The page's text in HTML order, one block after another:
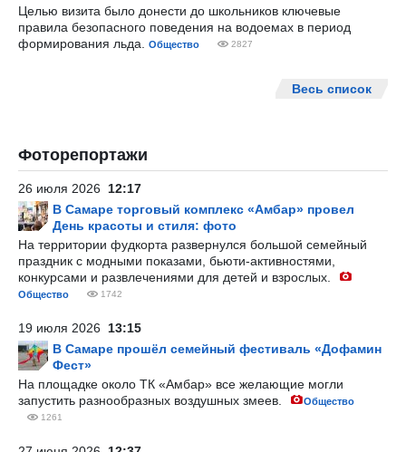
Целью визита было донести до школьников ключевые
правила безопасного поведения на водоемах в период
формирования льда.
Общество 2827
Весь список
Фоторепортажи
26 июля 2026 12:17
В Самаре торговый комплекс «Амбар» провел
День красоты и стиля: фото
На территории фудкорта развернулся большой семейный
праздник с модными показами, бьюти-активностями,
конкурсами и развлечениями для детей и взрослых.
Общество 1742
19 июля 2026 13:15
В Самаре прошёл семейный фестиваль «Дофамин
Фест»
На площадке около ТК «Амбар» все желающие могли
запустить разнообразных воздушных змеев.
Общество
1261